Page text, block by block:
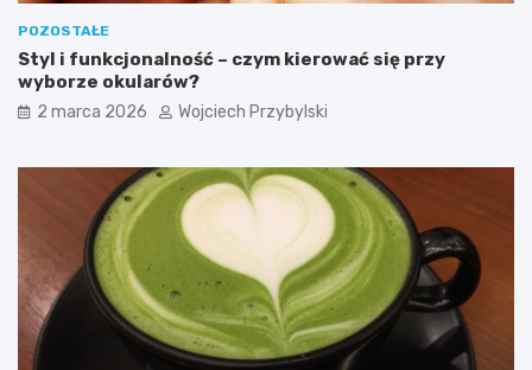
k
a
n
o
POZOSTAŁE
Styl i funkcjonalność – czym kierować się przy
wyborze okularów?
2 marca 2026 Wojciech Przybylski